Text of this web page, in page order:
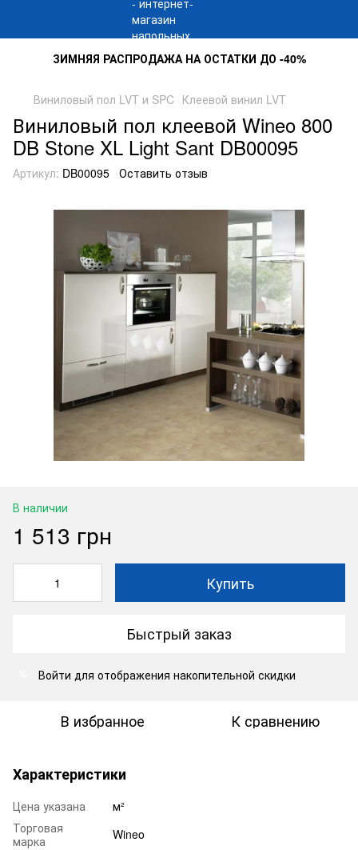
ЗИМНЯЯ РАСПРОДАЖА НА ОСТАТКИ ДО -40%
Виниловый пол LVT и SPC Клеевой винил LVT
Виниловый пол клеевой Wineo 800
DB Stone XL Light Sant DB00095
Артикул: DB00095 Оставить отзыв
В наличии
1 513 грн
Купить
Быстрый заказ
Войти для отображения накопительной скидки
В избранное К сравнению
Характеристики
Цена указана
м²
Торговая
марка
Wineo